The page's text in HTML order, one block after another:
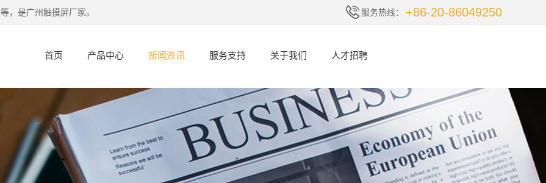
，是广州触摸屏厂家。 服务热线： +86-20-86049250
首页 产品中心 新闻资讯 服务支持 关于我们 人才招聘